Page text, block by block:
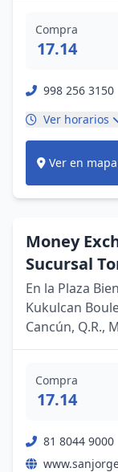
Compra
17.14
998 256 3150
Ver horarios
Ver en mapa
Money
Sucursal
En la Plaza
Kukulcan
Cancún, Q.R.,
Compra
17.14
81 8044 9000